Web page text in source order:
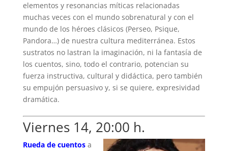
elementos y resonancias míticas relacionadas
muchas veces con el mundo sobrenatural y con el
mundo de los héroes clásicos (Perseo, Psique,
Pandora…) de nuestra cultura mediterránea. Estos
sustratos no lastran la imaginación, ni la fantasía de
los cuentos, sino, todo el contrario, potencian su
fuerza instructiva, cultural y didáctica, pero también
su empujón persuasivo y, si se quiere, expresividad
dramática.
Viernes 14, 20:00 h.
Rueda de cuentosa